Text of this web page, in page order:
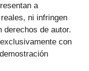
a
ni infringen
derechos de autor.
con